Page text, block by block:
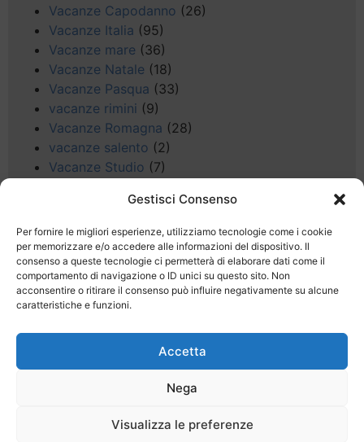
Gestisci Consenso
Per fornire le migliori esperienze, utilizziamo tecnologie come i cookie
per memorizzare e/o accedere alle informazioni del dispositivo. Il
consenso a queste tecnologie ci permetterà di elaborare dati come il
comportamento di navigazione o ID unici su questo sito. Non
acconsentire o ritirare il consenso può influire negativamente su alcune
caratteristiche e funzioni.
Accetta
Nega
Visualizza le preferenze
Vacanze Capodanno (26)
Vacanze Italia (95)
Vacanze mare (36)
Vacanze Natale (18)
Vacanze Pasqua (33)
vacanze rimini (9)
Vacanze Romagna (28)
vacanze salento (2)
Vacanze Studio (7)
(5)
Veneto (25)
Voli low cost(4)
Web(9)
week end(45)
Wellness(11)
Regolamento
Registrati Contatti